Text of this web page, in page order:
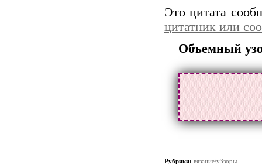
Это цитата
цитатник или
Объемный
Рубрики: вязание/у3зоры